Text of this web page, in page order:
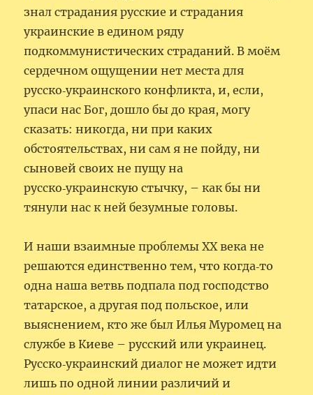
знал страдания русские и страдания
украинские в едином ряду
подкоммунистических страданий. В моём
сердечном ощущении нет места для
русско‑украинского конфликта, и, если,
упаси нас Бог, дошло бы до края, могу
сказать: никогда, ни при каких
обстоятельствах, ни сам я не пойду, ни
сыновей своих не пущу на
русско‑украинскую стычку, – как бы ни
тянули нас к ней безумные головы.
И наши взаимные проблемы XX века не
решаются единственно тем, что когда‑то
одна наша ветвь подпала под господство
татарское, а другая под польское, или
выяснением, кто же был Илья Муромец на
службе в Киеве – русский или украинец.
Русско‑украинский диалог не может идти
лишь по одной линии различий и